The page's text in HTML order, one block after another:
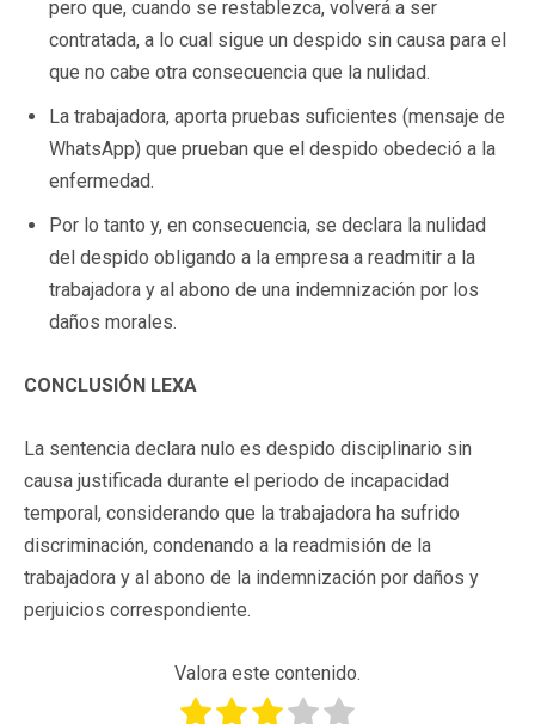
pero que, cuando se restablezca, volverá a ser
contratada, a lo cual sigue un despido sin causa para el
que no cabe otra consecuencia que la nulidad.
La trabajadora, aporta pruebas suficientes (mensaje de
WhatsApp) que prueban que el despido obedeció a la
enfermedad.
Por lo tanto y, en consecuencia, se declara la nulidad
del despido obligando a la empresa a readmitir a la
trabajadora y al abono de una indemnización por los
daños morales.
CONCLUSIÓN LEXA
La sentencia declara nulo es despido disciplinario sin
causa justificada durante el periodo de incapacidad
temporal, considerando que la trabajadora ha sufrido
discriminación, condenando a la readmisión de la
trabajadora y al abono de la indemnización por daños y
perjuicios correspondiente.
Valora este contenido.